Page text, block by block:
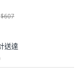
$607
送達